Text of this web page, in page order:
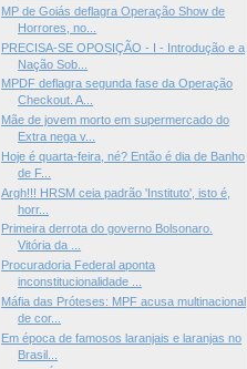
MP de Goiás deflagra Operação Show de
Horrores, no...
PRECISA-SE OPOSIÇÃO - I - Introdução e a
Nação Sob...
MPDF deflagra segunda fase da Operação
Checkout. A...
Mãe de jovem morto em supermercado do
Extra nega v...
Hoje é quarta-feira, né? Então é dia de Banho
de F...
Argh!!! HRSM ceia padrão 'Instituto', isto é,
horr...
Primeira derrota do governo Bolsonaro.
Vitória da ...
Procuradoria Federal aponta
inconstitucionalidade ...
Máfia das Próteses: MPF acusa multinacional
de cor...
Em época de famosos laranjais e laranjas no
Brasil...